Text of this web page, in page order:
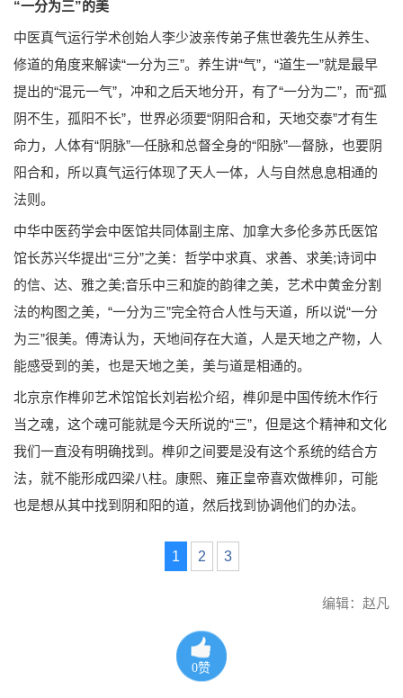
“一分为三”的美
中医真气运行学术创始人李少波亲传弟子焦世袭先生从养生、
修道的角度来解读“一分为三”。养生讲“气”，“道生一”就是最早
提出的“混元一气”，冲和之后天地分开，有了“一分为二”，而“孤
阴不生，孤阳不长”，世界必须要“阴阳合和，天地交泰”才有生
命力，人体有“阴脉”—任脉和总督全身的“阳脉”—督脉，也要阴
阳合和，所以真气运行体现了天人一体，人与自然息息相通的
法则。
中华中医药学会中医馆共同体副主席、加拿大多伦多苏氏医馆
馆长苏兴华提出“三分”之美：哲学中求真、求善、求美;诗词中
的信、达、雅之美;音乐中三和旋的韵律之美，艺术中黄金分割
法的构图之美，“一分为三”完全符合人性与天道，所以说“一分
为三”很美。傅涛认为，天地间存在大道，人是天地之产物，人
能感受到的美，也是天地之美，美与道是相通的。
北京京作榫卯艺术馆馆长刘岩松介绍，榫卯是中国传统木作行
当之魂，这个魂可能就是今天所说的“三”，但是这个精神和文化
我们一直没有明确找到。榫卯之间要是没有这个系统的结合方
法，就不能形成四梁八柱。康熙、雍正皇帝喜欢做榫卯，可能
也是想从其中找到阴和阳的道，然后找到协调他们的办法。
1 2 3
编辑：赵凡
0赞